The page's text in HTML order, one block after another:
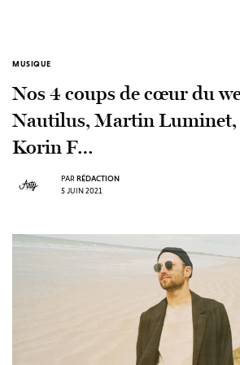
MUSIQUE
Nos 4 coups de cœur du
Nautilus, Martin Luminet,
Korin F…
PAR RÉDACTION
5 JUIN 2021